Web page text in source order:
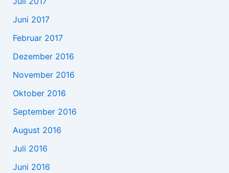
Juni 2017
Februar 2017
Dezember 2016
November 2016
Oktober 2016
September 2016
August 2016
Juli 2016
Juni 2016